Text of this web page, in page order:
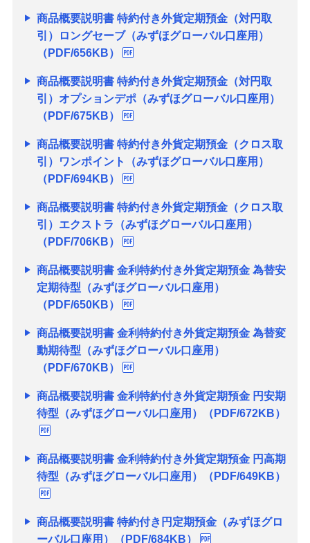
商品概要説明書 特約付き外貨定期預金（対円取
引）ロングセーブ（みずほグローバル口座用）
（PDF/656KB）
商品概要説明書 特約付き外貨定期預金（対円取
引）オプションデポ（みずほグローバル口座用）
（PDF/675KB）
商品概要説明書 特約付き外貨定期預金（クロス取
引）ワンポイント（みずほグローバル口座用）
（PDF/694KB）
商品概要説明書 特約付き外貨定期預金（クロス取
引）エクストラ（みずほグローバル口座用）
（PDF/706KB）
商品概要説明書 金利特約付き外貨定期預金 為替安
定期待型（みずほグローバル口座用）
（PDF/650KB）
商品概要説明書 金利特約付き外貨定期預金 為替変
動期待型（みずほグローバル口座用）
（PDF/670KB）
商品概要説明書 金利特約付き外貨定期預金 円安期
待型（みずほグローバル口座用）（PDF/672KB）
商品概要説明書 金利特約付き外貨定期預金 円高期
待型（みずほグローバル口座用）（PDF/649KB）
商品概要説明書 特約付き円定期預金（みずほグロ
ーバル口座用）（PDF/684KB）